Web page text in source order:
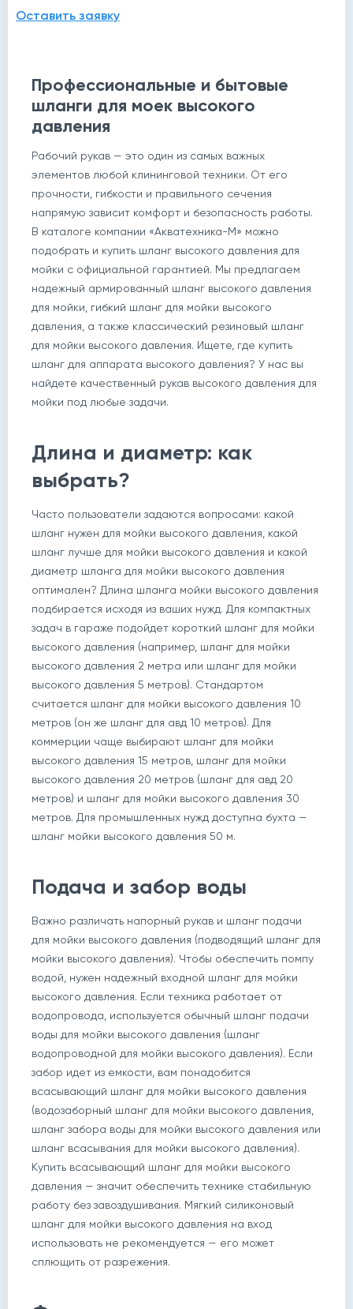
Оставить заявку
Профессиональные и бытовые
шланги для моек высокого
давления
Рабочий рукав — это один из самых важных
элементов любой клининговой техники. От его
прочности, гибкости и правильного сечения
напрямую зависит комфорт и безопасность работы.
В каталоге компании «Акватехника-М» можно
подобрать и купить шланг высокого давления для
мойки с официальной гарантией. Мы предлагаем
надежный армированный шланг высокого давления
для мойки, гибкий шланг для мойки высокого
давления, а также классический резиновый шланг
для мойки высокого давления. Ищете, где купить
шланг для аппарата высокого давления? У нас вы
найдете качественный рукав высокого давления для
мойки под любые задачи.
Длина и диаметр: как
выбрать?
Часто пользователи задаются вопросами: какой
шланг нужен для мойки высокого давления, какой
шланг лучше для мойки высокого давления и какой
диаметр шланга для мойки высокого давления
оптимален? Длина шланга мойки высокого давления
подбирается исходя из ваших нужд. Для компактных
задач в гараже подойдет короткий шланг для мойки
высокого давления (например, шланг для мойки
высокого давления 2 метра или шланг для мойки
высокого давления 5 метров). Стандартом
считается шланг для мойки высокого давления 10
метров (он же шланг для авд 10 метров). Для
коммерции чаще выбирают шланг для мойки
высокого давления 15 метров, шланг для мойки
высокого давления 20 метров (шланг для авд 20
метров) и шланг для мойки высокого давления 30
метров. Для промышленных нужд доступна бухта —
шланг мойки высокого давления 50 м.
Подача и забор воды
Важно различать напорный рукав и шланг подачи
для мойки высокого давления (подводящий шланг для
мойки высокого давления). Чтобы обеспечить помпу
водой, нужен надежный входной шланг для мойки
высокого давления. Если техника работает от
водопровода, используется обычный шланг подачи
воды для мойки высокого давления (шланг
водопроводной для мойки высокого давления). Если
забор идет из емкости, вам понадобится
всасывающий шланг для мойки высокого давления
(водозаборный шланг для мойки высокого давления,
шланг забора воды для мойки высокого давления или
шланг всасывания для мойки высокого давления).
Купить всасывающий шланг для мойки высокого
давления — значит обеспечить технике стабильную
работу без завоздушивания. Мягкий силиконовый
шланг для мойки высокого давления на вход
использовать не рекомендуется — его может
сплющить от разрежения.